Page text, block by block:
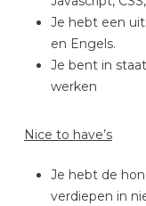
Je hebt een
en Engels.
Je bent in
werken
Nice to have’s
Je hebt de
verdiepen in